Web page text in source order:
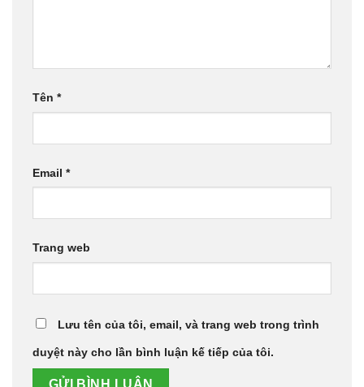
Tên *
Email *
Trang web
Lưu tên của tôi, email, và trang web trong trình
duyệt này cho lần bình luận kế tiếp của tôi.